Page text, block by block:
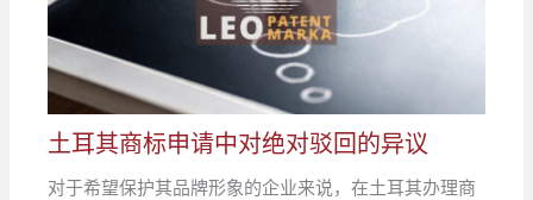
土耳其商标申请中对绝对驳回的异议
对于希望保护其品牌形象的企业来说，在土耳其办理商